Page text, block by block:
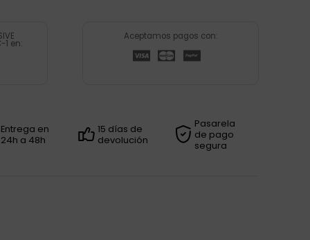
1 en:
Aceptamos pagos con:
Entrega en
24h a 48h
15 días de
devolución
Pasarela
de pago
segura